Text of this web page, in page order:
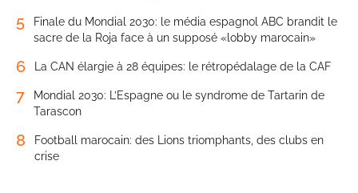
5
Finale du Mondial 2030: le média espagnol ABC brandit le
sacre de la Roja face à un supposé «lobby marocain»
6 La CAN élargie à 28 équipes: le rétropédalage de la CAF
7
Mondial 2030: L’Espagne ou le syndrome de Tartarin de
Tarascon
8
Football marocain: des Lions triomphants, des clubs en
crise